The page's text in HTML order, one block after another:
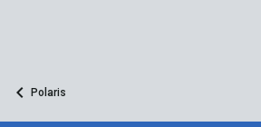
Polaris